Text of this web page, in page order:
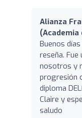
Alianza
Buenos
reseña.
nosotros y
progresión
diploma
Claire y
saludo